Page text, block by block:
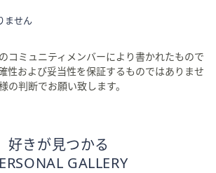
ません
コミュニティメンバーにより書かれたもので
性および妥当性を保証するものではありませ
の判断でお願い致します。
好きが見つかる
GALLERY